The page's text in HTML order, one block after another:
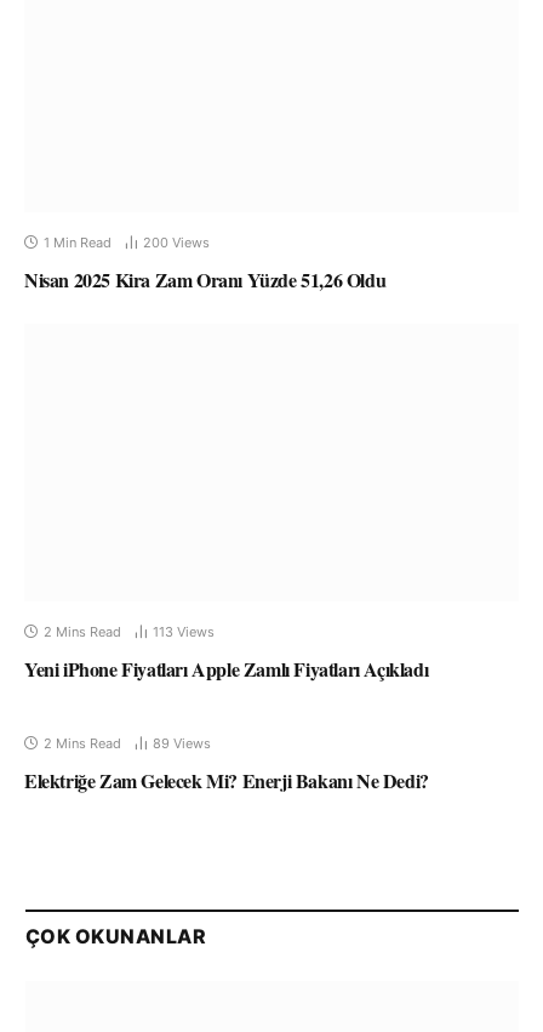
1 Min Read 200 Views
Nisan 2025 Kira Zam Oranı Yüzde 51,26 Oldu
2 Mins Read 113 Views
Yeni iPhone Fiyatları Apple Zamlı Fiyatları Açıkladı
2 Mins Read 89 Views
Elektriğe Zam Gelecek Mi? Enerji Bakanı Ne Dedi?
ÇOK OKUNANLAR